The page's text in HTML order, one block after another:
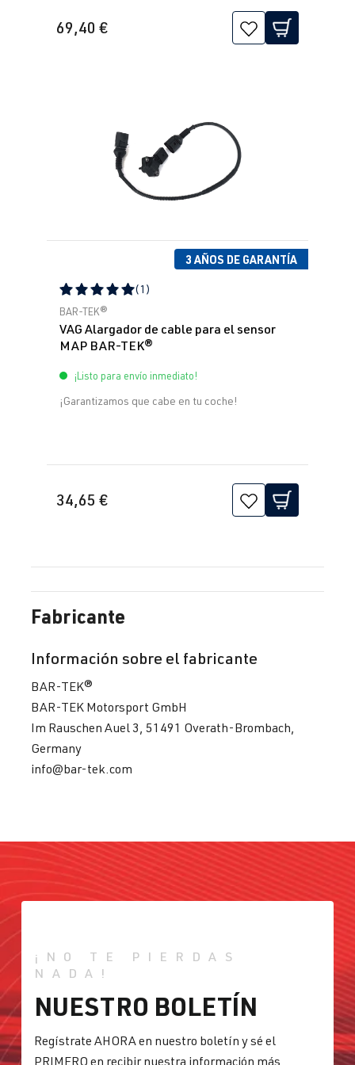
69,40 €
3 AÑOS DE GARANTÍA
Calificación promedio de 5 de 5 estrellas
(1)
BAR-TEK®
VAG Alargador de cable para el sensor
MAP BAR-TEK®
¡Listo para envío inmediato!
¡Garantizamos que cabe en tu coche!
34,65 €
Fabricante
Información sobre el fabricante
BAR-TEK®
BAR-TEK Motorsport GmbH
Im Rauschen Auel 3, 51491 Overath-Brombach,
Germany
info@bar-tek.com
¡NO TE PIERDAS
NADA!
NUESTRO BOLETÍN
Regístrate AHORA en nuestro boletín y sé el
PRIMERO en recibir nuestra información más